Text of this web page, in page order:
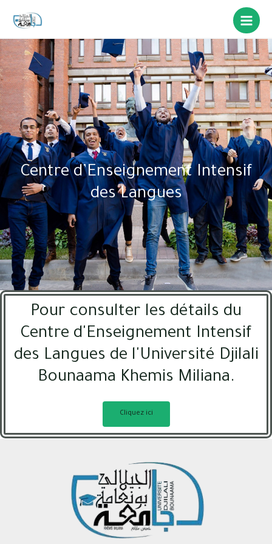
Centre d’Enseignement Intensif
des Langues
Pour consulter les détails du
Centre d'Enseignement Intensif
des Langues de l'Université Djilali
Bounaama Khemis Miliana.
Cliquez ici